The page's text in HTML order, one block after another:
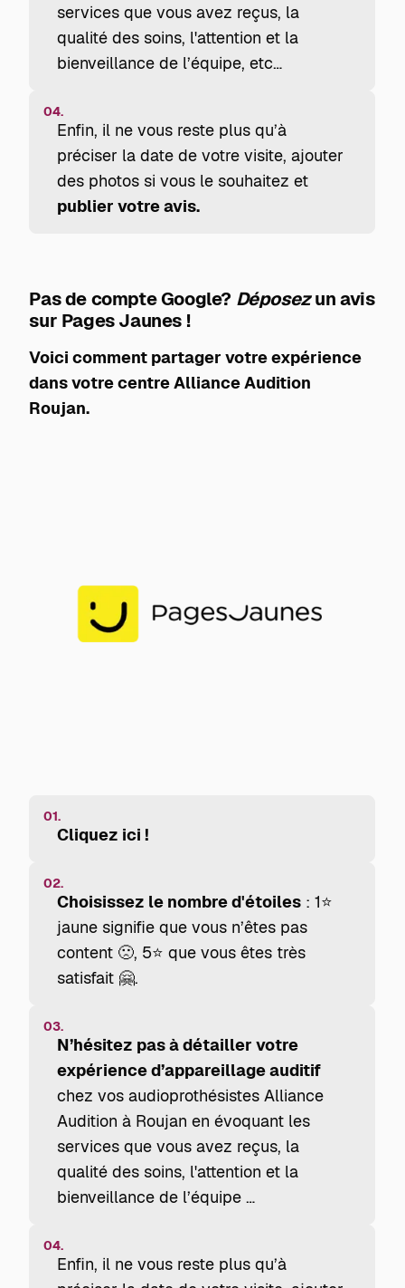
services que vous avez reçus, la
qualité des soins, l'attention et la
bienveillance de l’équipe, etc…
04.
Enfin, il ne vous reste plus qu’à
préciser la date de votre visite, ajouter
des photos si vous le souhaitez et
publier votre avis.
Pas de compte Google? Déposezun avis
sur Pages Jaunes !
Voici comment partager votre expérience
dans votre centre Alliance Audition
Roujan.
01.
Cliquez ici !
02.
Choisissez le nombre d'étoiles : 1⭐
jaune signifie que vous n’êtes pas
content 🙁, 5⭐ que vous êtes très
satisfait 🤗.
03.
N’hésitez pas à détailler votre
expérience d’appareillage auditif
chez vos audioprothésistes Alliance
Audition à Roujan en évoquant les
services que vous avez reçus, la
qualité des soins, l'attention et la
bienveillance de l’équipe …
04.
Enfin, il ne vous reste plus qu’à